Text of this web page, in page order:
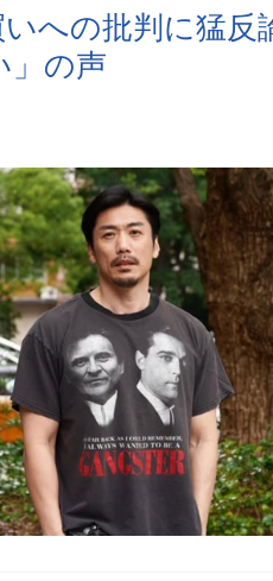
への批判に猛反
」の声